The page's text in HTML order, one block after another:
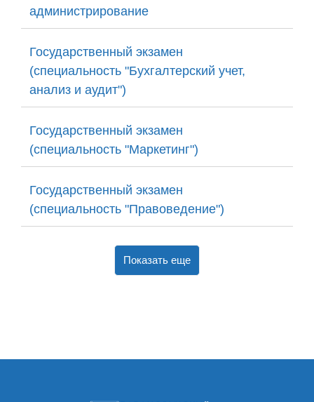
администрирование
Государственный экзамен
(специальность "Бухгалтерский учет,
анализ и аудит")
Государственный экзамен
(специальность "Маркетинг")
Государственный экзамен
(специальность "Правоведение")
Показать еще